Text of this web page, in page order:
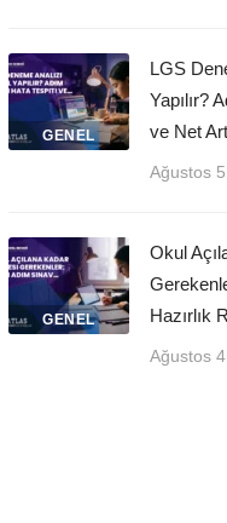
GENEL
LGS
Yapılır?
ve Net
Ağustos
GENEL
Okul
Hazırlık
Ağustos